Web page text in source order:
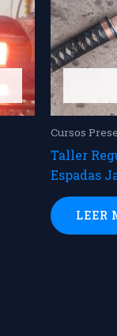
Cursos
Taller
Espadas
LEER